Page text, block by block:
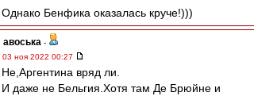
Однако Бенфика оказалась круче!)))
авоська -
03 ноя 2022 00:27
Не,Аргентина вряд ли.
И даже не Бельгия.Хотя там Де Брюйне и